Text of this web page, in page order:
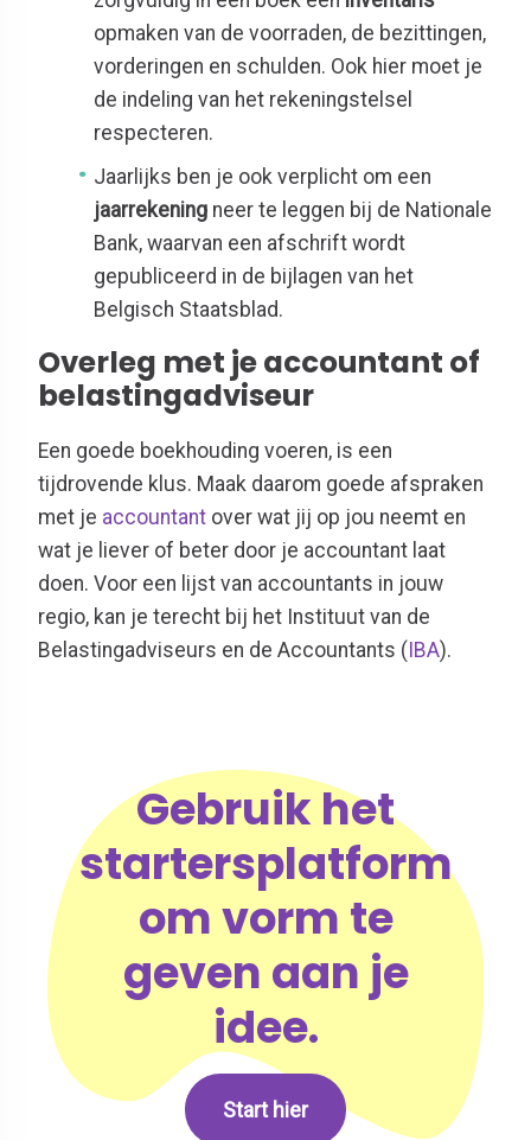
opmaken van de voorraden, de bezittingen,
vorderingen en schulden. Ook hier moet je
de indeling van het rekeningstelsel
respecteren.
Jaarlijks ben je ook verplicht om een
jaarrekening neer te leggen bij de Nationale
Bank, waarvan een afschrift wordt
gepubliceerd in de bijlagen van het
Belgisch Staatsblad.
Overleg met je accountant of
belastingadviseur
Een goede boekhouding voeren, is een
tijdrovende klus. Maak daarom goede afspraken
met je accountant over wat jij op jou neemt en
wat je liever of beter door je accountant laat
doen. Voor een lijst van accountants in jouw
regio, kan je terecht bij het Instituut van de
Belastingadviseurs en de Accountants (IBA).
Gebruik het
startersplatform
om vorm te
geven aan je
idee.
Start hier